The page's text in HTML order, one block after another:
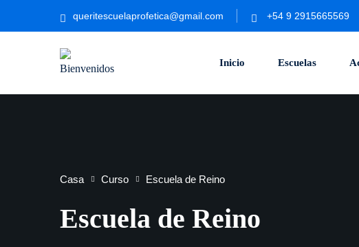
queritescuelaprofetica@gmail.com +54 9 2915665569
Inicio Escuelas
Casa Curso Escuela de Reino
Escuela de Reino